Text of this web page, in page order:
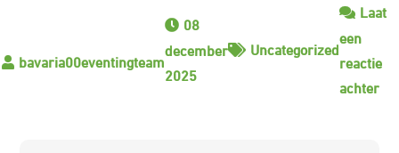
08
december
2025
Uncategorized
Laat
een
reactie
achterop